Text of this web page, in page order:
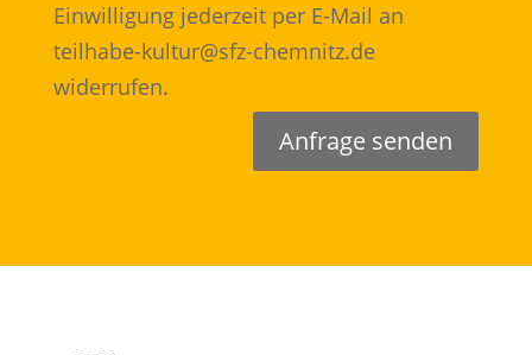
Einwilligung jederzeit per E-Mail an
teilhabe-kultur@sfz-chemnitz.de
widerrufen.
Anfrage senden